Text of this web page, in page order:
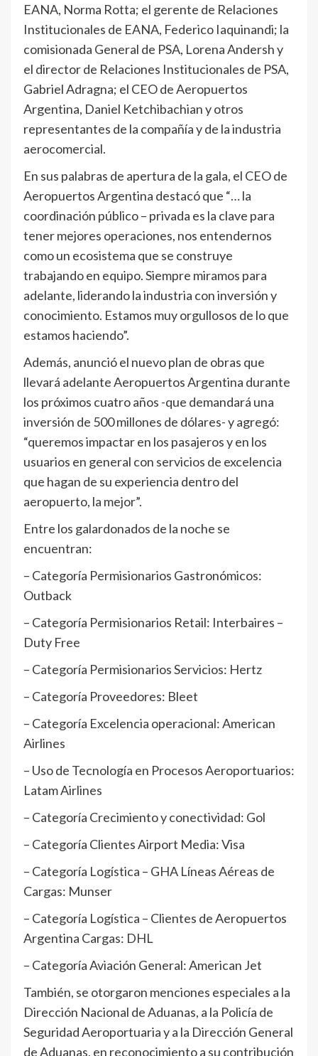
EANA, Norma Rotta; el gerente de Relaciones
Institucionales de EANA, Federico Iaquinandi; la
comisionada General de PSA, Lorena Andersh y
el director de Relaciones Institucionales de PSA,
Gabriel Adragna; el CEO de Aeropuertos
Argentina, Daniel Ketchibachian y otros
representantes de la compañía y de la industria
aerocomercial.
En sus palabras de apertura de la gala, el CEO de
Aeropuertos Argentina destacó que “… la
coordinación público – privada es la clave para
tener mejores operaciones, nos entendernos
como un ecosistema que se construye
trabajando en equipo. Siempre miramos para
adelante, liderando la industria con inversión y
conocimiento. Estamos muy orgullosos de lo que
estamos haciendo”.
Además, anunció el nuevo plan de obras que
llevará adelante Aeropuertos Argentina durante
los próximos cuatro años -que demandará una
inversión de 500 millones de dólares- y agregó:
“queremos impactar en los pasajeros y en los
usuarios en general con servicios de excelencia
que hagan de su experiencia dentro del
aeropuerto, la mejor”.
Entre los galardonados de la noche se
encuentran:
– Categoría Permisionarios Gastronómicos:
Outback
– Categoría Permisionarios Retail: Interbaires –
Duty Free
– Categoría Permisionarios Servicios: Hertz
– Categoría Proveedores: Bleet
– Categoría Excelencia operacional: American
Airlines
– Uso de Tecnología en Procesos Aeroportuarios:
Latam Airlines
– Categoría Crecimiento y conectividad: Gol
– Categoría Clientes Airport Media: Visa
– Categoría Logística – GHA Líneas Aéreas de
Cargas: Munser
– Categoría Logística – Clientes de Aeropuertos
Argentina Cargas: DHL
– Categoría Aviación General: American Jet
También, se otorgaron menciones especiales a la
Dirección Nacional de Aduanas, a la Policía de
Seguridad Aeroportuaria y a la Dirección General
de Aduanas, en reconocimiento a su contribución